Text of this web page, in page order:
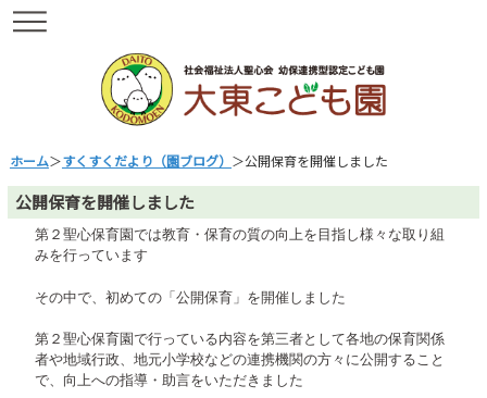
ホーム＞すくすくだより（園ブログ） ＞公開保育を開催しました
公開保育を開催しました
第２聖心保育園では教育・保育の質の向上を目指し様々な取り組
みを行っています
その中で、初めての「公開保育」を開催しました
第２聖心保育園で行っている内容を第三者として各地の保育関係
者や地域行政、地元小学校などの連携機関の方々に公開すること
で、向上への指導・助言をいただきました